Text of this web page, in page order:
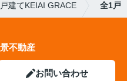
建てKEIAI GRACE 全1戸
不動産
お問い合わせ